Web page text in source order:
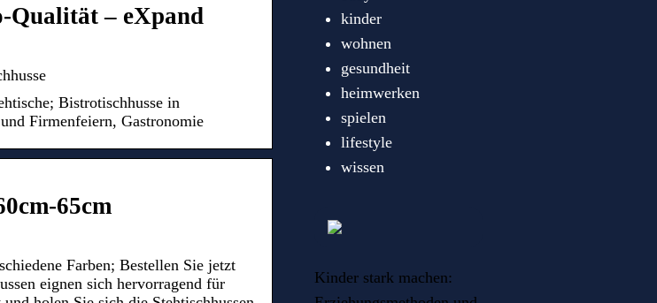
Qualität – eXpand
Bistrotischhusse in
Firmenfeiern, Gastronomie
65cm
Farben; Bestellen Sie jetzt
eignen sich hervorragend für
kinder
wohnen
gesundheit
heimwerken
spielen
lifestyle
wissen
Kinder stark machen: